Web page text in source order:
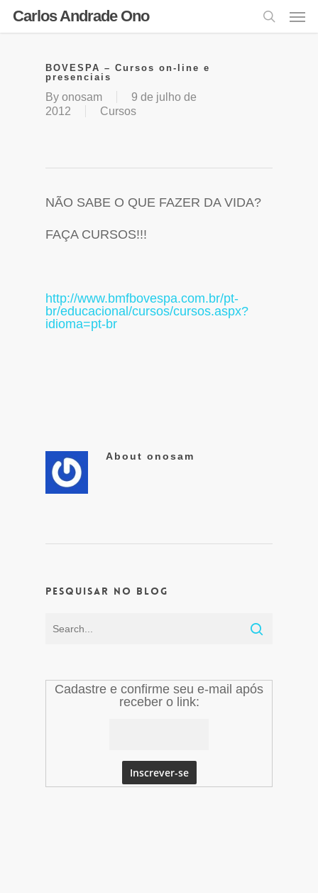
Carlos Andrade Ono
BOVESPA – Cursos on-line e
presenciais
By onosam
9 de julho de
2012
Cursos
NÃO SABE O QUE FAZER DA VIDA?
FAÇA CURSOS!!!
http://www.bmfbovespa.com.br/pt-
br/educacional/cursos/cursos.aspx?
idioma=pt-br
About onosam
Pesquisar no Blog
Cadastre e confirme seu e-mail após
receber o link: